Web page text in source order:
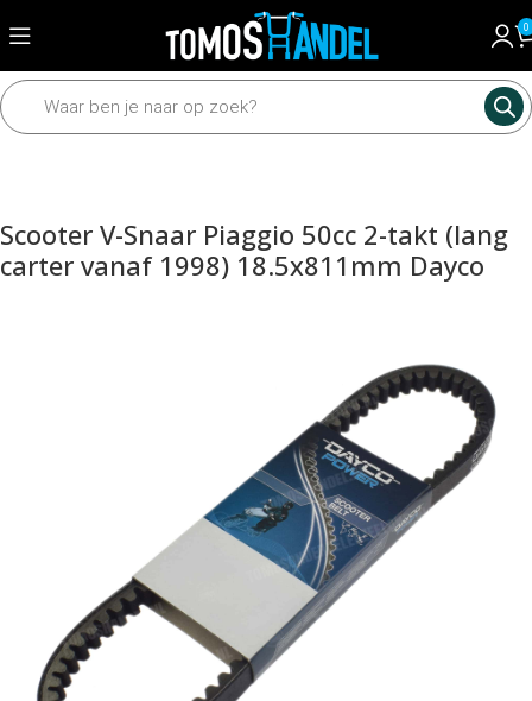
0
Home Universeel Scooter onderdelen
Scooter V-Snaar Piaggio 50cc 2-takt (lang
carter vanaf 1998) 18.5x811mm Dayco